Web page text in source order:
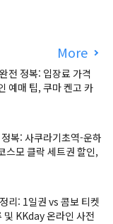
More
전 정복: 입장료 가격
예매 팁, 쿠마 켄고 카
복: 사쿠라기초역-운하
스모 클락 세트권 할인,
리: 1일권 vs 콤보 티켓
및 KKday 온라인 사전